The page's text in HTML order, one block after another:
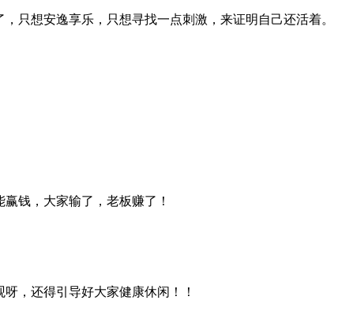
只想安逸享乐，只想寻找一点刺激，来证明自己还活着。
钱，大家输了，老板赚了！
，还得引导好大家健康休闲！！